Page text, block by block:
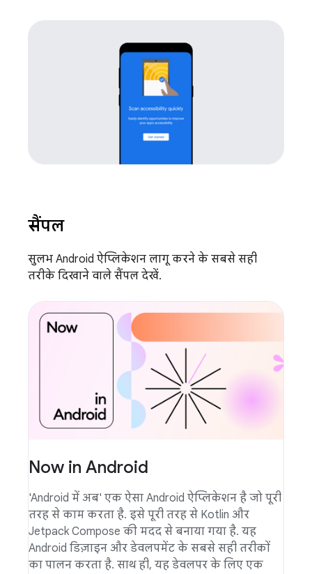
सैंपल
सुलभ Android ऐप्लिकेशन लागू करने के सबसे सही
तरीके दिखाने वाले सैंपल देखें.
Now in Android
'Android में अब' एक ऐसा Android ऐप्लिकेशन है जो पूरी
तरह से काम करता है. इसे पूरी तरह से Kotlin और
Jetpack Compose की मदद से बनाया गया है. यह
Android डिज़ाइन और डेवलपमेंट के सबसे सही तरीकों
का पालन करता है. साथ ही, यह डेवलपर के लिए एक